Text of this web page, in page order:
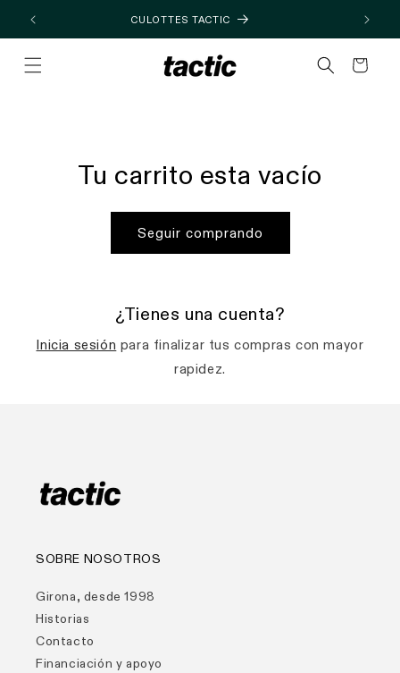
directamente
al contenido
CULOTTES TACTIC
Carrito
Tu carrito esta vacío
Seguir comprando
¿Tienes una cuenta?
Inicia sesión para finalizar tus compras con mayor
rapidez.
SOBRE NOSOTROS
Girona, desde 1998
Historias
Contacto
Financiación y apoyo